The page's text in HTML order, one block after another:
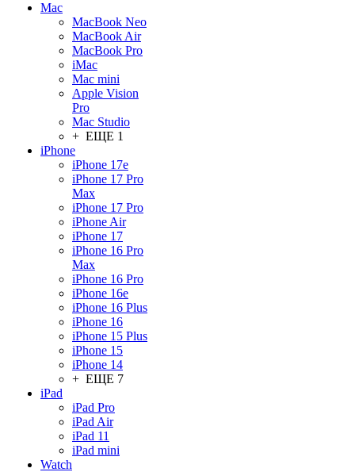
Mac
MacBook Neo
MacBook Air
MacBook Pro
iMac
Mac mini
Apple Vision
Pro
Mac Studio
+ ЕЩЕ 1
iPhone
iPhone 17e
iPhone 17 Pro
Max
iPhone 17 Pro
iPhone Air
iPhone 17
iPhone 16 Pro
Max
iPhone 16 Pro
iPhone 16e
iPhone 16 Plus
iPhone 16
iPhone 15 Plus
iPhone 15
iPhone 14
+ ЕЩЕ 7
iPad
iPad Pro
iPad Air
iPad 11
iPad mini
Watch